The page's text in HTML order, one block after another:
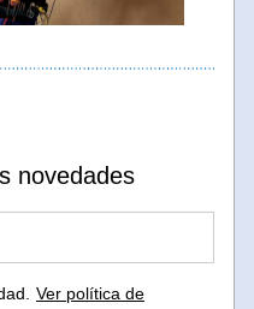
novedades
Ver política de